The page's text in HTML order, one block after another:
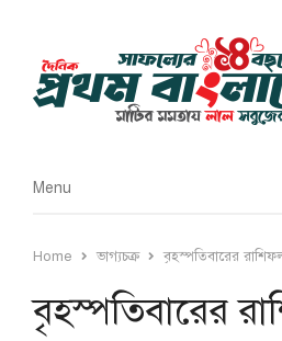
Menu
Menu
Home ভাগ্যচক্র বৃহস্পতিবারের
বৃহস্পতিবারের